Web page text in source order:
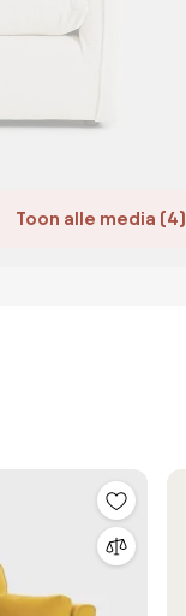
Toon alle media (4)